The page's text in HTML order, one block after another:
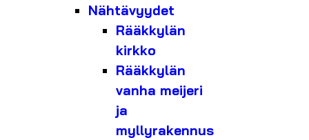
Nähtävyydet
Rääkkylän
kirkko
Rääkkylän
vanha meijeri
ja
myllyrakennus